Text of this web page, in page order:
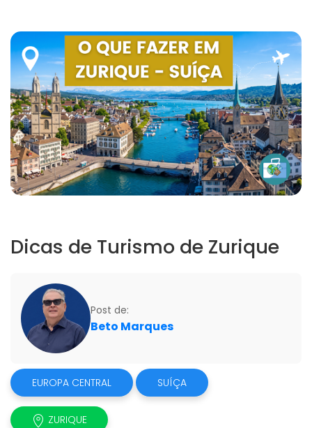
Dicas de Turismo de Zurique
Post de:
Beto Marques
EUROPA CENTRAL SUÍÇA
ZURIQUE